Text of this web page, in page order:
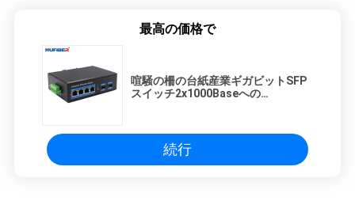
最高の価格で
喧騒の柵の台紙産業ギガビットSFP
スイッチ2x1000Baseへの
続行